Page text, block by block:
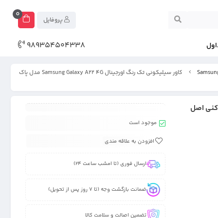
0
989354504338
کاور سیلیکونی تک رنگ اورجینال Samsung Galaxy A22 4G مدل پاک
موجود است
افزودن به علاقه مندی
ارسال فوری (تا امشب ساعت 24)
ضمانت بازگشت وجه (تا 7 روز پس از تحویل)
تضمین اصالت و سلامت کالا